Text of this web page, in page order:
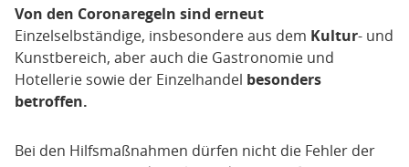
Von den Coronaregeln sind erneut
Einzelselbständige, insbesondere aus dem Kultur- und
Kunstbereich, aber auch die Gastronomie und
Hotellerie sowie der Einzelhandel besonders
betroffen.
Bei den Hilfsmaßnahmen dürfen nicht die Fehler der